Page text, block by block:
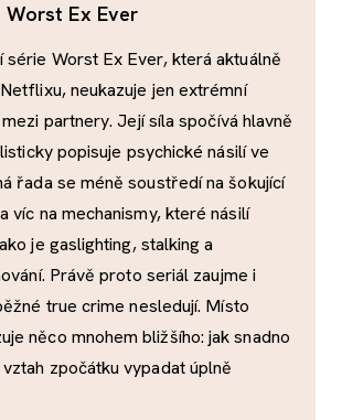
Worst Ex Ever
série Worst Ex Ever, která aktuálně
neukazuje jen extrémní
partnery. Její síla spočívá hlavně
popisuje psychické násilí ve
řada se méně soustředí na šokující
víc na mechanismy, které násilí
je gaslighting, stalking a
Právě proto seriál zaujme i
true crime nesledují. Místo
něco mnohem bližšího: jak snadno
zpočátku vypadat úplně